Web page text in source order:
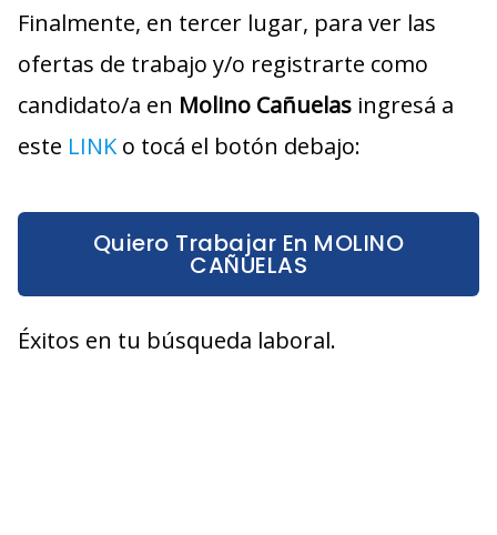
Finalmente, en tercer lugar, para ver las
ofertas de trabajo y/o registrarte como
candidato/a en Molino Cañuelas ingresá a
este LINK o tocá el botón debajo:
Quiero Trabajar En MOLINO
CAÑUELAS
Éxitos en tu búsqueda laboral.